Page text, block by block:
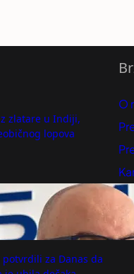
zlatare u Indiji,
lopova
održan na
i Malog Zvornika
za Danas da
O